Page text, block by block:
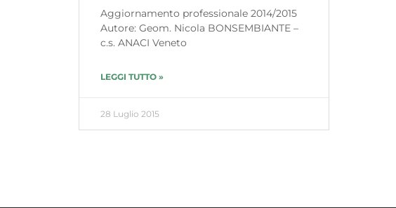
Aggiornamento professionale 2014/2015
Autore: Geom. Nicola BONSEMBIANTE –
c.s. ANACI Veneto
LEGGI TUTTO »
28 Luglio 2015